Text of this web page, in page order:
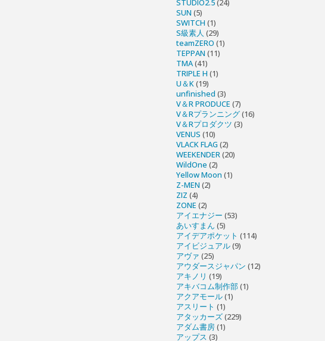
STUDIO2.5(24)
SUN (5)
SWITCH (1)
S級素人 (29)
teamZERO (1)
TEPPAN (11)
TMA(41)
TRIPLE H (1)
U＆K(19)
unfinished (3)
V＆R PRODUCE (7)
V＆Rプランニング(16)
V＆Rプロダクツ (3)
VENUS (10)
VLACK FLAG (2)
WEEKENDER(20)
WildOne (2)
Yellow Moon (1)
Z-MEN (2)
ZIZ (4)
ZONE (2)
アイエナジー (53)
あいすまん (5)
アイデアポケット (114)
アイビジュアル(9)
アヴァ (25)
アウダースジャパン (12)
アキノリ (19)
アキバコム制作部(1)
アクアモール(1)
アスリート (1)
アタッカーズ(229)
アダム書房(1)
アップス (3)